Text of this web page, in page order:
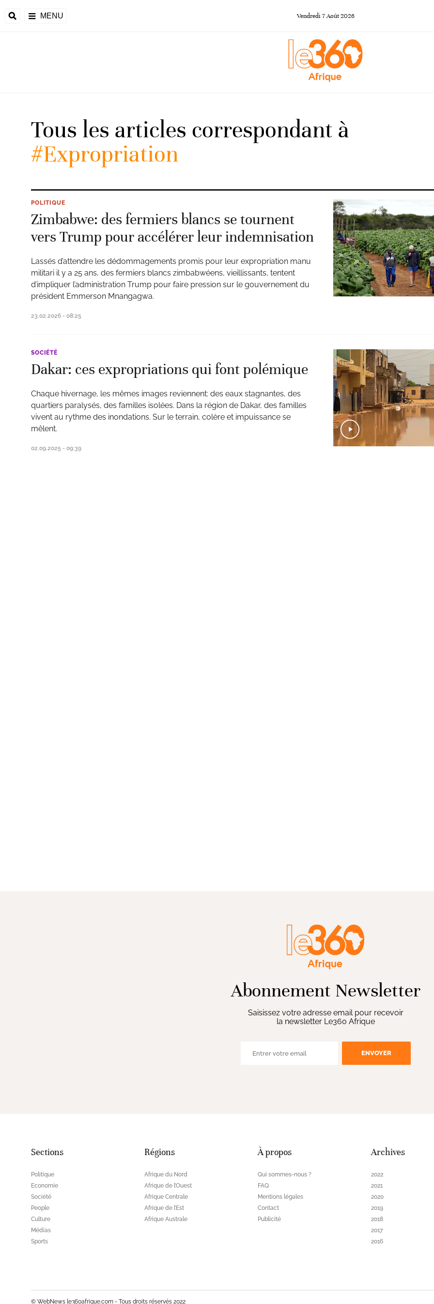
MENU Vendredi 7Août 2026
Tous les articles correspondant à
#Expropriation
POLITIQUE
Zimbabwe: des fermiers blancs se tournent
vers Trump pour accélérer leur indemnisation
Lassés d’attendre les dédommagements promis pour leur expropriation manu
militari il y a 25 ans, des fermiers blancs zimbabwéens, vieillissants, tentent
d’impliquer l’administration Trump pour faire pression sur le gouvernement du
président Emmerson Mnangagwa.
23.02.2026 - 08:25
SOCIÉTÉ
Dakar: ces expropriations qui font polémique
Chaque hivernage, les mêmes images reviennent: des eaux stagnantes, des
quartiers paralysés, des familles isolées. Dans la région de Dakar, des familles
vivent au rythme des inondations. Sur le terrain, colère et impuissance se
mêlent.
02.09.2025 - 09:39
Abonnement Newsletter
Saisissez votre adresse email pour recevoir
la newsletter Le360 Afrique
ENVOYER
Sections
Politique
Economie
Société
People
Culture
Médias
Sports
Régions
Afrique du Nord
Afrique de l’Ouest
Afrique Centrale
Afrique de l’Est
Afrique Australe
À propos
Qui sommes-nous ?
FAQ
Mentions légales
Contact
Publicité
Archives
2022
2021
2020
2019
2018
2017
2016
© WebNews le360afrique.com - Tous droits réservés 2022